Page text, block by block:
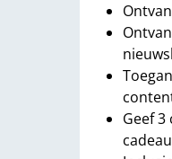
Geef 3
cadeau